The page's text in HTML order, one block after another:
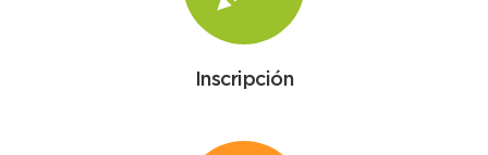
Inscripción